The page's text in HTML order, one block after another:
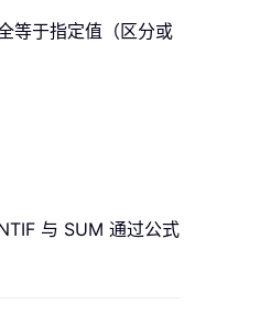
等于指定值（区分或
与 SUM 通过公式